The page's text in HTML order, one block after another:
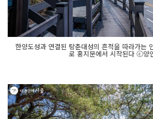
한양도성과 연결된 탕춘대성의 흔적을 따라가는
로 홍지문에서 시작된다 ⓒ양